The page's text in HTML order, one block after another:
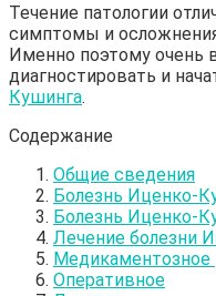
Течение патологии
симптомы и
Именно поэтому очень
диагностировать и
Кушинга.
Содержание
Общие сведения
Болезнь Иценко-
Болезнь Иценко-
Лечение болезни
Медикаментозное
Оперативное